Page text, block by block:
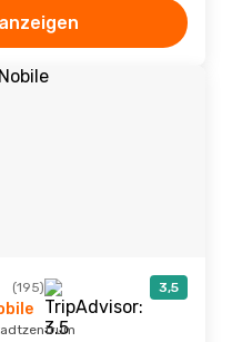
(195) 3,5